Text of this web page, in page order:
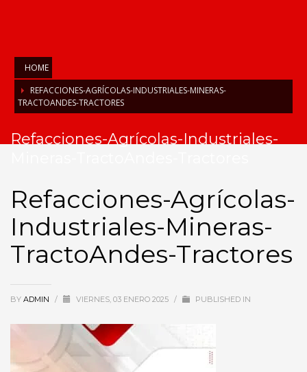
HOME
REFACCIONES-AGRÍCOLAS-INDUSTRIALES-MINERAS-
TRACTOANDES-TRACTORES
Refacciones-Agrícolas-Industriales-
Refacciones-Agrícolas-
Industriales-Mineras-
TractoAndes-Tractores
BY ADMIN / VIERNES, 03 ENERO 2025 / PUBLISHED IN